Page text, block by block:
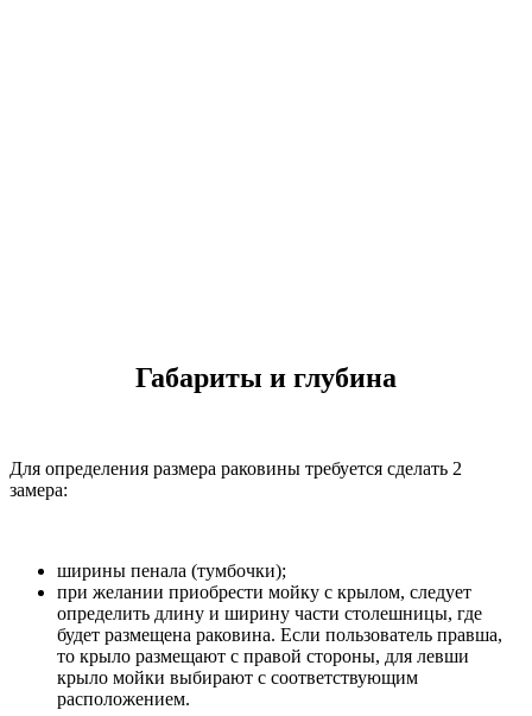
Габариты и глубина
Для определения размера раковины требуется сделать 2
замера:
ширины пенала (тумбочки);
при желании приобрести мойку с крылом, следует
определить длину и ширину части столешницы, где
будет размещена раковина. Если пользователь правша,
то крыло размещают с правой стороны, для левши
крыло мойки выбирают с соответствующим
расположением.